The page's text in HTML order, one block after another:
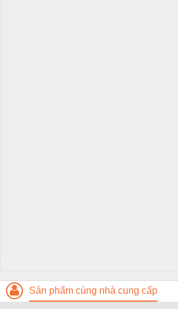
Sản phẩm cùng nhà cung cấp